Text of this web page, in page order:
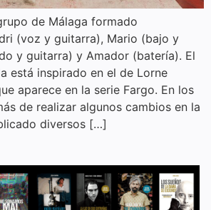
de Málaga formado
(voz y guitarra), Mario (bajo y
y guitarra) y Amador (batería). El
está inspirado en el de Lorne
aparece en la serie Fargo. En los
de realizar algunos cambios en la
diversos […]